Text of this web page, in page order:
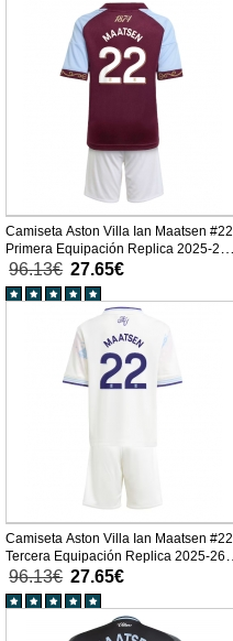
Camiseta Aston Villa Ian Maatsen #22
Primera Equipación Replica 2025-26
para niños mangas cortas (+
Pantalones cortos)
96.13€ 27.65€
Camiseta Aston Villa Ian Maatsen #22
Tercera Equipación Replica 2025-26
para niños mangas cortas (+
Pantalones cortos)
96.13€ 27.65€